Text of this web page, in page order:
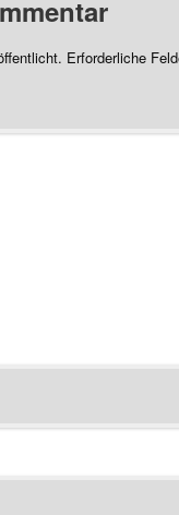
Erforderliche